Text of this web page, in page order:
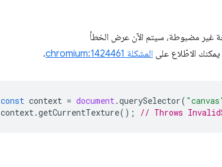
غير مضبوطة، سيتم الآن عرض الخطأ
الاطّلاع على المشكلة chromium:1424461 .
const context = document.querySelector(
context.getCurrentTexture(); // Throws